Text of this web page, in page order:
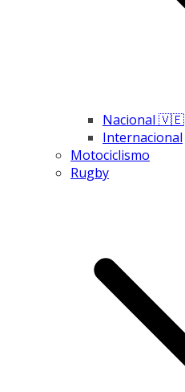
Nacional 🇻🇪
Internacional
Motociclismo
Rugby